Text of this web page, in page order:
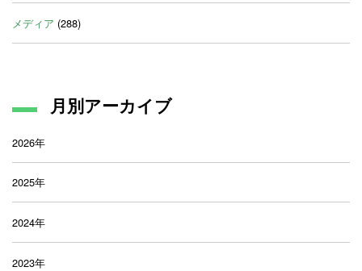
メディア (288)
月別アーカイブ
2026年
2025年
2024年
2023年